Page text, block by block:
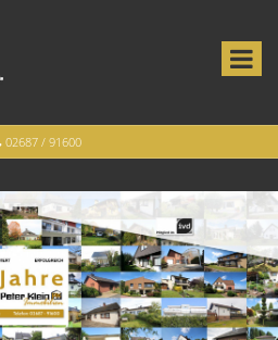
02687 / 91600